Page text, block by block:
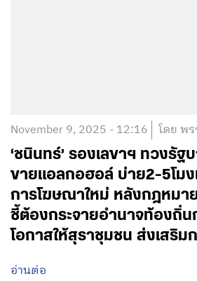
November 9, 2025 - 12:16 โดย พ
‘ชนินทร์’ รองเลขาฯ ทวงรัฐ
ขายแอลกอฮอล์ บ่าย2-5โมง
การโฆษณาใหม่ หลังกฎหมา
ชี้ต้องกระจายอำนาจท้องถิ่น
โอกาสให้สุราชุมชน ส่งเสริม
อ่านต่อ